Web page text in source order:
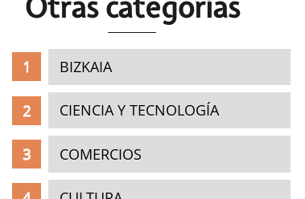
BIZKAIA
CIENCIA Y TECNOLOGÍA
COMERCIOS